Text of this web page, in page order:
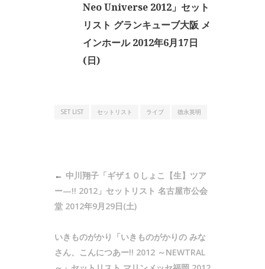
Neo Universe 2012」セット
リスト グランキューブ大阪 メ
インホール 2012年6月17日
(日)
SET LIST セットリスト ライブ 徳永英明
中川翔子「ギザ１０しょこ【生】ツア
ー—!! 2012」セットリスト 名古屋市公会
堂 2012年9月29日(土)
いきものがかり「いきものがかりの みな
さん、こんにつあー!! 2012 ～NEWTRAL